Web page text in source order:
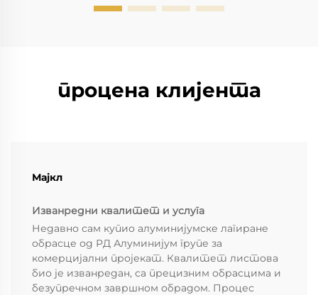
процена клијента
Мајкл
Изванредни квалитет и услуга
Недавно сам купио алуминијумске лагиране
обрасце од РД Алуминијум групе за
комерцијални пројекат. Квалитет листова
био је изванредан, са прецизним обрасцима и
безупречном завршном обрадом. Процес